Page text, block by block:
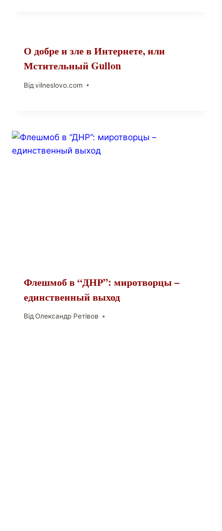
О добре и зле в Интернете, или
Мстительный Gullon
Від vilneslovo.com
Флешмоб в “ДНР”: миротворцы –
единственный выход
ВідОлександр Ретівов